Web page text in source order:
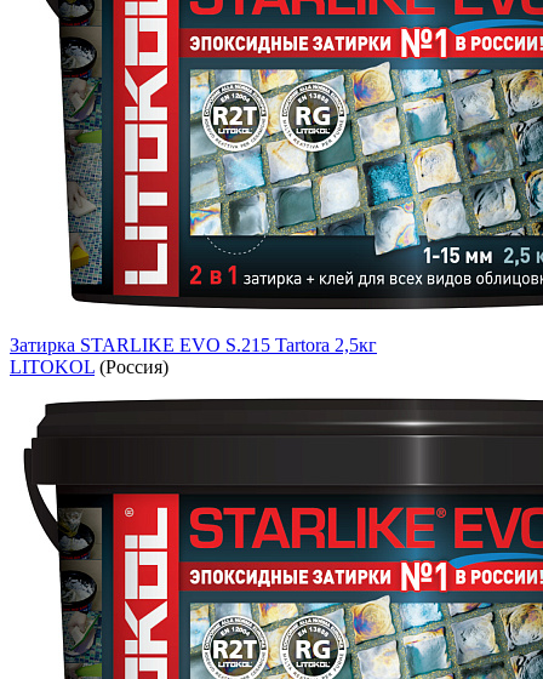
Затирка STARLIKE EVO S.215 Tartora 2,5кг
LITOKOL (Россия)